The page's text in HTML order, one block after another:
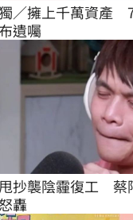
／擁上千萬資產
遺囑
甩抄襲陰霾復工　
轟